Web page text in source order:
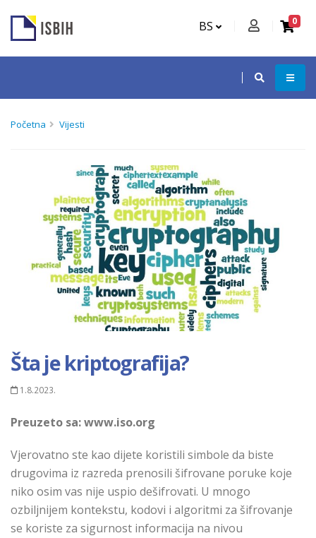
BS 0
Početna Vijesti
Šta je kriptografija?
1.8.2023.
Preuzeto sa:www.iso.org
Vjerovatno ste kao dijete koristili simbole da biste
drugovima iz razreda prenosili šifrovane poruke koje
niko osim vas nije uspio dešifrovati. U mnogo
ozbiljnijem kontekstu, kodovi i algoritmi za šifrovanje
se koriste za sigurnost informacija na nivou